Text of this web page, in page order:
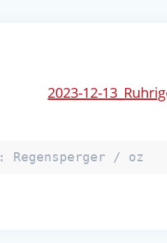
2023-12-
Regensperger / oz